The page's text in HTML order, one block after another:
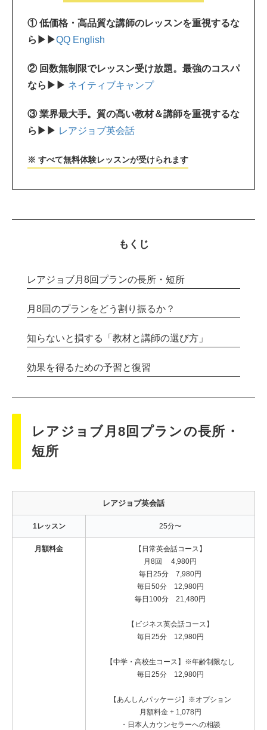
① 低価格・高品質な講師のレッスンを重視するな
ら▶▶QQ English
② 回数無制限でレッスン受け放題。最強のコスパ
なら▶▶ ネイティブキャンプ
③ 業界最大手。質の高い教材＆講師を重視するな
ら▶▶ レアジョブ英会話
※ すべて無料体験レッスンが受けられます
もくじ
レアジョブ月8回プランの長所・短所
月8回のプランをどう割り振るか？
知らないと損する「教材と講師の選び方」
効果を得るための予習と復習
レアジョブ月8回プランの長所・
短所
レアジョブ英会話
1レッスン 25分〜
月額料金
【日常英会話コース】
月8回 4,980円
毎日25分 7,980円
毎日50分 12,980円
毎日100分 21,480円
【ビジネス英会話コース】
毎日25分 12,980円
【中学・高校生コース】※年齢制限なし
毎日25分 12,980円
【あんしんパッケージ】※オプション
月額料金 + 1,078円
・日本人カウンセラーへの相談